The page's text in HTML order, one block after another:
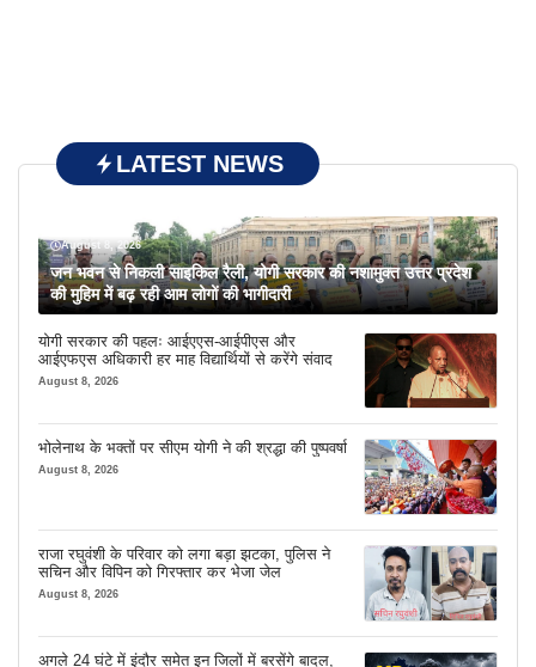
LATEST NEWS
August 8, 2026
जन भवन से निकली साइकिल रैली, योगी सरकार की नशामुक्त उत्तर प्रदेश
की मुहिम में बढ़ रही आम लोगों की भागीदारी
योगी सरकार की पहलः आईएएस-आईपीएस और
आईएफएस अधिकारी हर माह विद्यार्थियों से करेंगे संवाद
August 8, 2026
भोलेनाथ के भक्तों पर सीएम योगी ने की श्रद्धा की पुष्पवर्षा
August 8, 2026
राजा रघुवंशी के परिवार को लगा बड़ा झटका, पुलिस ने
सचिन और विपिन को गिरफ्तार कर भेजा जेल
August 8, 2026
अगले 24 घंटे में इंदौर समेत इन जिलों में बरसेंगे बादल,